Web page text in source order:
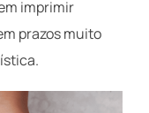
imprimir
prazos muito